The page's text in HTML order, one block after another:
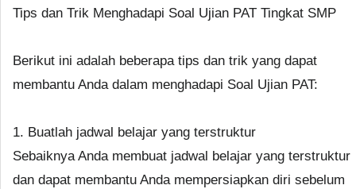
Tips dan Trik Menghadapi Soal Ujian PAT Tingkat SMP
Berikut ini adalah beberapa tips dan trik yang dapat
membantu Anda dalam menghadapi Soal Ujian PAT:
1. Buatlah jadwal belajar yang terstruktur
Sebaiknya Anda membuat jadwal belajar yang terstruktur
dan dapat membantu Anda mempersiapkan diri sebelum